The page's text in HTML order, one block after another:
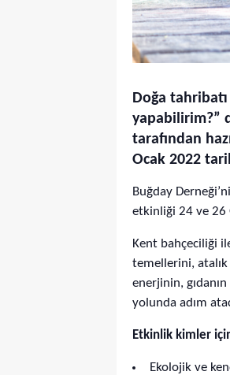
Doğa
yapabilirim?”
tarafından
Ocak 2022
Buğday
etkinliği 24 ve 26
Kent bahçeciliği
temellerini, atalık
enerjinin,
yolunda adım
Etkinlik kimler
Ekolojik ve